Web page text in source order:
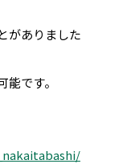
がありました
です。